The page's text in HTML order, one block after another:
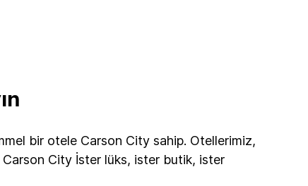
bir otele Carson City sahip. Otellerimiz,
City İster lüks, ister butik, ister